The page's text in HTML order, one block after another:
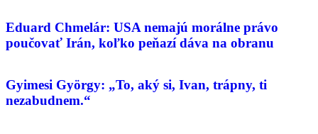
Eduard Chmelár: USA nemajú morálne právo
poučovať Irán, koľko peňazí dáva na obranu
Gyimesi György: „To, aký si, Ivan, trápny, ti
nezabudnem.“